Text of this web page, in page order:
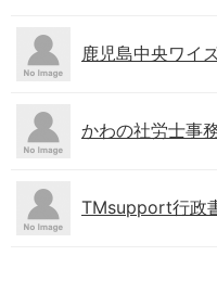
鹿児島中央ワイ
かわの社労士事
TMsupport行政